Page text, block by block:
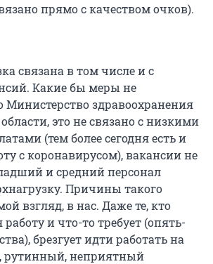
прямо с качеством очков).
связана в том числе и с
Какие бы меры не
здравоохранения
это не связано с низкими
(тем более сегодня есть и
с коронавирусом), вакансии не
и средний персонал
Причины такого
взгляд, в нас. Даже те, кто
работу и что-то требует (опять-
брезгует идти работать на
рутинный, неприятный